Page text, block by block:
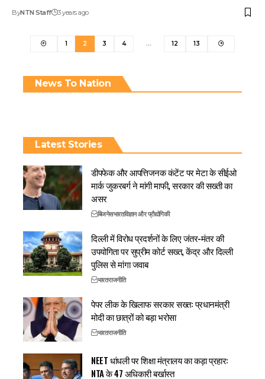
ByNTN Staff 3 years ago
1 2 3 4 … 12 13
News To Nation
Latest Stories
डीपफेक और आपत्तिजनक कंटेंट पर मेटा के सीईओ
मार्क जुकरबर्ग ने मांगी माफी, सरकार की सख्ती का
असर
बिजनेसभारतविज्ञान और प्रौद्योगिकी
दिल्ली में विरोध प्रदर्शनों के लिए जंतर-मंतर की
उपयोगिता पर सुप्रीम कोर्ट सख्त, केंद्र और दिल्ली
पुलिस से मांगा जवाब
भारतराजनीति
पेपर लीक के खिलाफ सरकार सख्त: प्रधानमंत्री
मोदी का छात्रों को बड़ा भरोसा
भारतराजनीति
NEET धांधली पर शिक्षा मंत्रालय का कड़ा प्रहार:
NTA के 47 अधिकारी बर्खास्त